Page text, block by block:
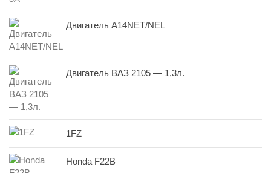
Двигатель A14NET/NEL
Двигатель ВАЗ 2105 — 1,3л.
1FZ
Honda F22B